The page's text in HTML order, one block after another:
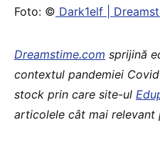
Foto: © Dark1elf |
Dreamstime.com sprijină
contextul pandemiei
stock prin care site-ul
articolele cât mai relevant